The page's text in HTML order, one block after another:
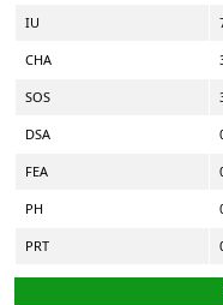
IU
CHA
SOS
DSA
FEA
PH
PRT